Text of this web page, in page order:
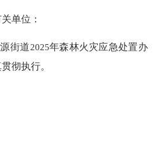
单位：
街道2025年森林火灾应急处置办
彻执行。